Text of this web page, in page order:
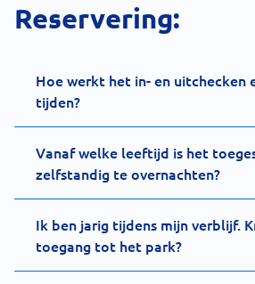
Reservering:
Hoe werkt het in- en uitchecken
tijden?
Vanaf welke leeftijd is het
zelfstandig te overnachten?
Ik ben jarig tijdens mijn verblijf.
toegang tot het park?